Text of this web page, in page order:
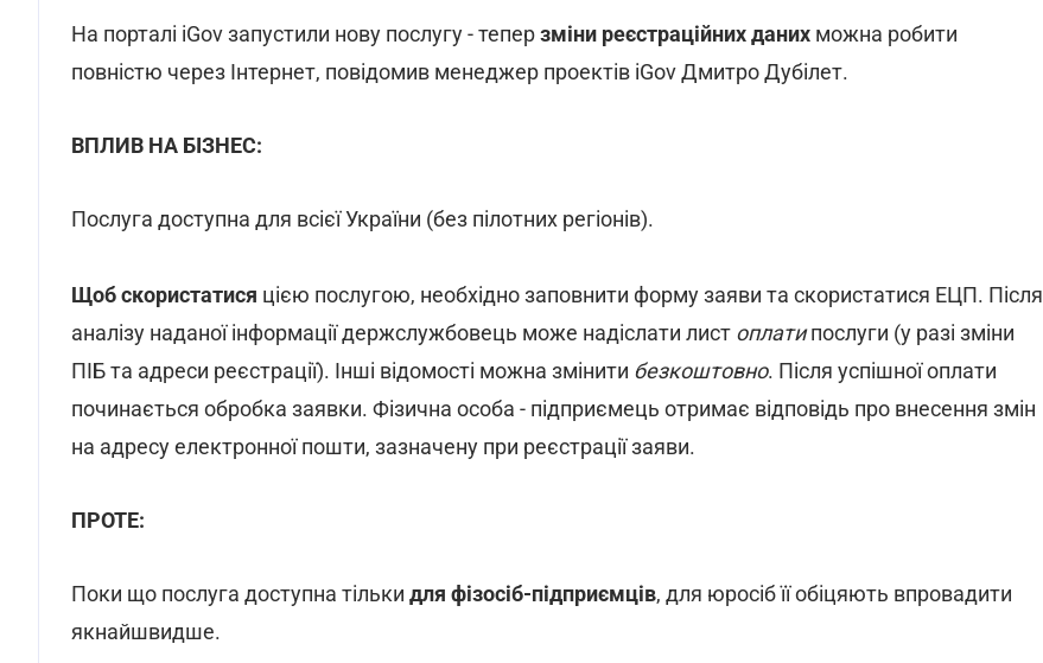
На порталі iGov запустили нову послугу - теперзміни реєстраційних даних можна робити
повністю через Інтернет, повідомив менеджер проектів iGov Дмитро Дубілет.
ВПЛИВ НА БІЗНЕС:
Послуга доступна для всієї України (без пілотних регіонів).
Щоб скористатися цією послугою, необхідно заповнити форму заяви та скористатися ЕЦП. Після
аналізу наданої інформації держслужбовець може надіслати лист оплатипослуги (у разі зміни
ПІБ та адреси реєстрації). Інші відомості можна змінити безкоштовно. Після успішної оплати
починається обробка заявки. Фізична особа - підприємець отримає відповідь про внесення змін
на адресу електронної пошти, зазначену при реєстрації заяви.
ПРОТЕ:
Поки що послуга доступна тільки для фізосіб-підприємців, для юросіб її обіцяють впровадити
якнайшвидше.